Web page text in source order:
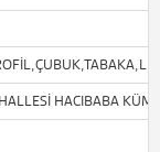
HACIBABA